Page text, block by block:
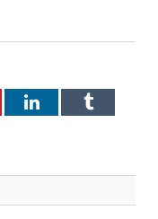
LinkedInTumblr